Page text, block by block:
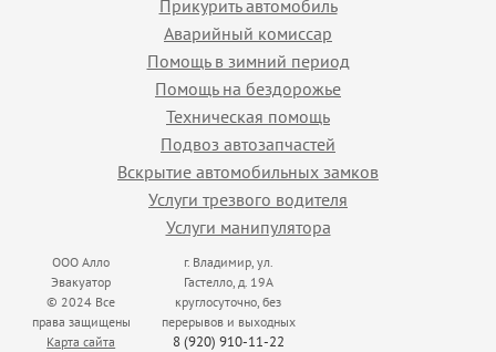
Прикурить автомобиль
Аварийный комиссар
Помощь в зимний период
Помощь на бездорожье
Техническая помощь
Подвоз автозапчастей
Вскрытие автомобильных замков
Услуги трезвого водителя
Услуги манипулятора
ООО Алло
Эвакуатор
© 2024 Все
права защищены
Карта сайта
г. Владимир, ул.
Гастелло, д. 19А
круглосуточно, без
перерывов и выходных
8 (920) 910-11-22